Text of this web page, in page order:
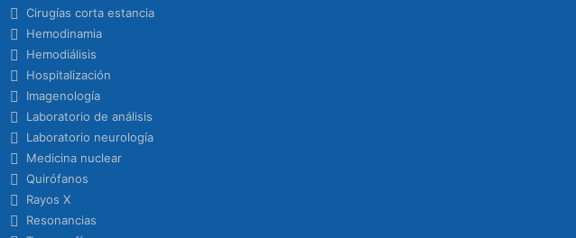
Cirugías corta estancia
Hemodinamia
Hemodiálisis
Hospitalización
Imagenología
Laboratorio de análisis
Laboratorio neurología
Medicina nuclear
Quirófanos
Rayos X
Resonancias